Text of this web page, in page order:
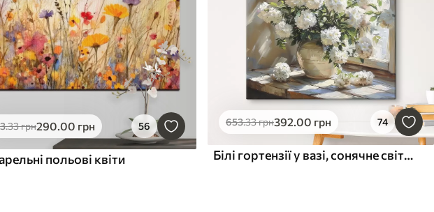
.33грн290.00 грн 56
польові квіти
653.33грн392.00 грн 74
Білі гортензії у вазі, сонячне світло у вікні, картина маслом